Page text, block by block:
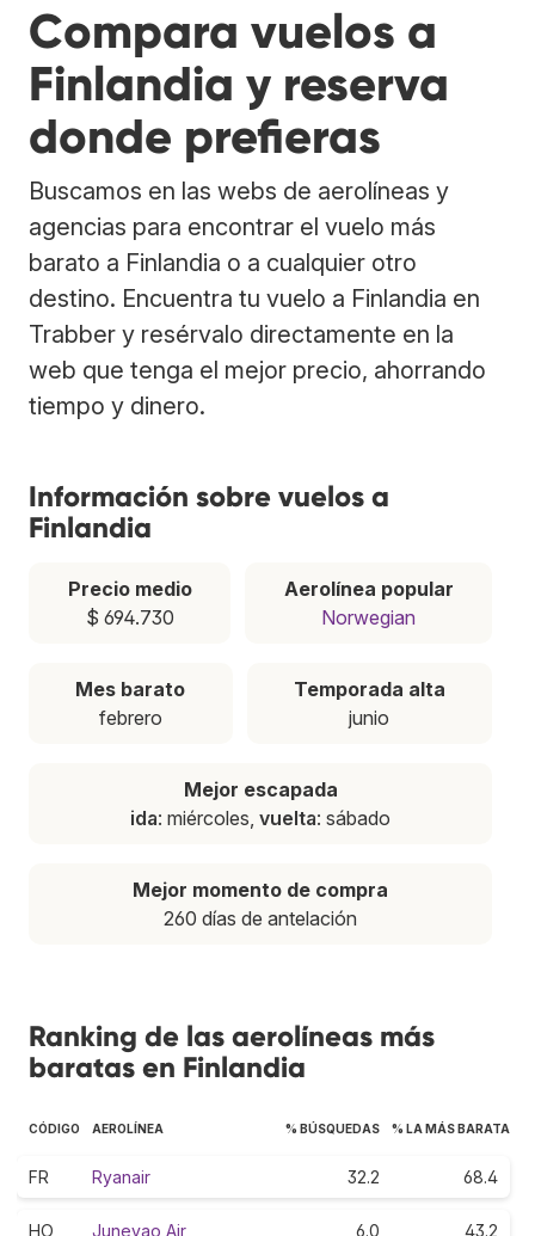
Compara vuelos a
Finlandia y reserva
donde prefieras
Buscamos en las webs de aerolíneas y
agencias para encontrar el vuelo más
barato a Finlandia o a cualquier otro
destino. Encuentra tu vuelo a Finlandia en
Trabber y resérvalo directamente en la
web que tenga el mejor precio, ahorrando
tiempo y dinero.
Información sobre vuelos a
Finlandia
Precio medio
$ 694.730
Aerolínea popular
Norwegian
Mes barato
febrero
Temporada alta
junio
Mejor escapada
ida: miércoles, vuelta: sábado
Mejor momento de compra
260 días de antelación
Ranking de las aerolíneas más
baratas en Finlandia
CÓDIGO AEROLÍNEA % BÚSQUEDAS % LA MÁS BARATA
FR Ryanair 32.2 68.4
HO Juneyao Air 6.0 43.2